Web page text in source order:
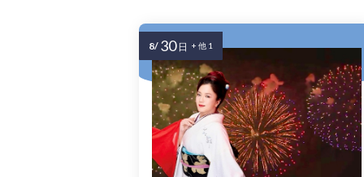
8/ 30 日 + 他 1